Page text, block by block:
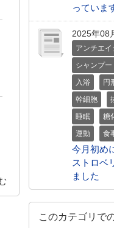
っていま
2025年08
アンチエ
シャンプー
入浴
円
幹細胞
睡眠
糖
運動
食
今月初め
ストロベ
ました
このカテゴリで